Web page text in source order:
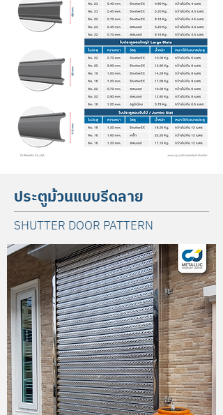
ประตูม้วนแบบรีดลาย
SHUTTER DOOR PATTERN